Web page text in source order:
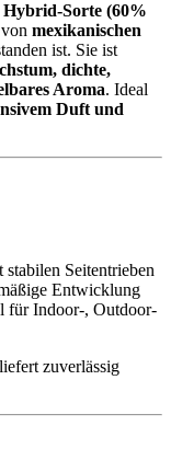
Sorte (60%
mexikanischen
ist. Sie ist
dichte,
Aroma. Ideal
Duft und
Seitentrieben
Entwicklung
für Indoor-, Outdoor-
zuverlässig